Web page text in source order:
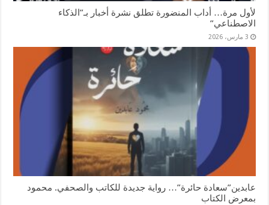
لأول مرة… أداب المنضورة تطلق نشرة أخبار بـ”الذكاء
الاصطناعي”
3 مارس، 2026
عابدين”سعادة حائرة”… رواية جديدة للكاتب والصحفي. محمود
بمعرض الكتاب